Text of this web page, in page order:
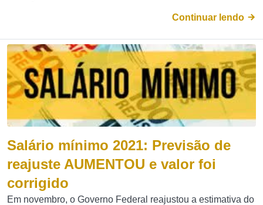
Continuar lendo
Salário mínimo 2021: Previsão de
reajuste AUMENTOU e valor foi
corrigido
Em novembro, o Governo Federal reajustou a estimativa do